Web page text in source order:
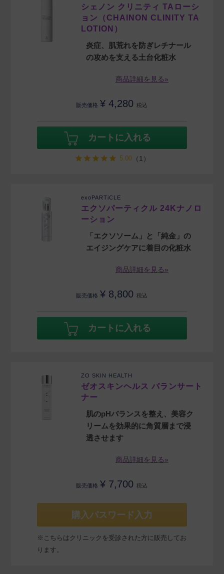
シェノン クリニティ TAローシ
ョン（CHAINON CLINITY TA
LOTION）
炎症、肌荒れを防ぎレチナール
の攻めを支える土台化粧水
商品詳細を見る»
販売価格 ¥ 4,280 税込
カートに入れる
5.00（1）
exoPARTiCLE
エクソパーティクル 24Kナノロ
ーション
「エクソソーム」と「純金」の
エイジングケアに着目の化粧水
商品詳細を見る»
販売価格 ¥ 8,800 税込
カートに入れる
ZO SKIN HEALTH
ゼオスキンヘルス バランサート
ナー
肌のpHバランスを整え、美容ク
リームを効果的に角質層まで浸
透させます
商品詳細を見る»
販売価格 ¥ 7,700 税込
購入パスワード入力
※こちらはクリニックを受診された方に販売してお
ります。